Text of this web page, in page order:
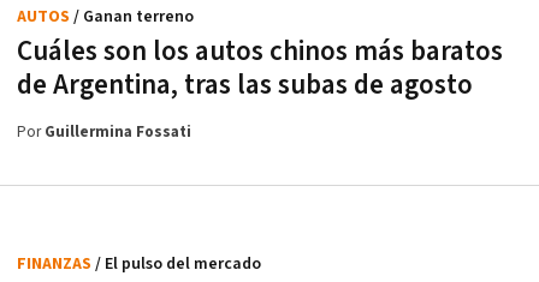
Cuáles son los autos chinos más baratos
de Argentina, tras las subas de agosto
AUTOS / Ganan terreno
PorGuillermina Fossati
FINANZAS / El pulso del mercado